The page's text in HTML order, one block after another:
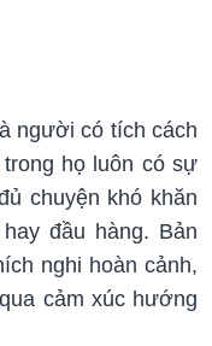
người có tích cách
họ luôn có sự
chuyện khó khăn
đầu hàng. Bản
nghi hoàn cảnh,
cảm xúc hướng